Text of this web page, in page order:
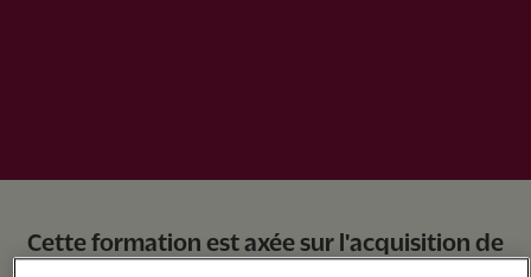
Cette formation est axée sur l'acquisition de